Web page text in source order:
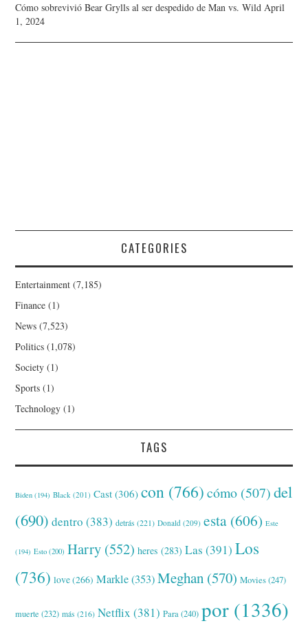
Cómo sobrevivió Bear Grylls al ser despedido de Man vs. Wild April
1, 2024
CATEGORIES
Entertainment (7,185)
Finance (1)
News (7,523)
Politics (1,078)
Society (1)
Sports (1)
Technology (1)
TAGS
Biden (194) Black (201) Cast (306) con (766) cómo (507) del
(690) dentro (383) detrás (221) Donald (209) esta (606) Este
(194) Esto (200) Harry (552) heres (283) Las (391) Los
(736) love(266) Markle(353) Meghan (570) Movies(247)
muerte (232) más (216) Netflix (381) Para(240) por (1336)